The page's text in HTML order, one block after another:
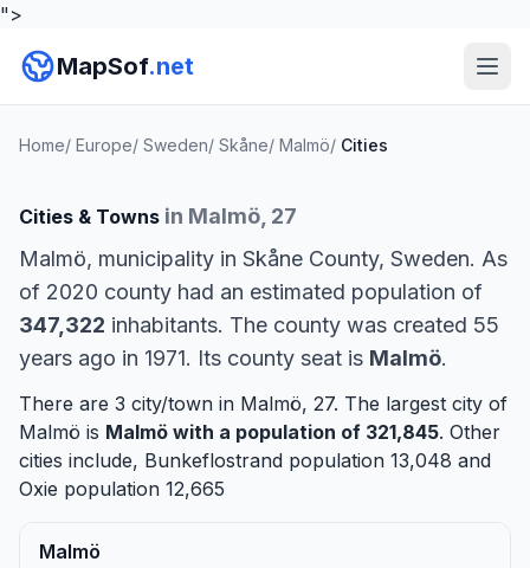
">
MapSof.net
Home/ Europe/ Sweden/ Skåne/ Malmö/ Cities
Cities & Towns in Malmö, 27
Malmö, municipality in Skåne County, Sweden. As
of 2020 county had an estimated population of
347,322 inhabitants. The county was created 55
years ago in 1971. Its county seat is Malmö.
There are 3 city/town in Malmö, 27. The largest city of
Malmö is Malmö with a population of 321,845. Other
cities include, Bunkeflostrand population 13,048 and
Oxie population 12,665
Malmö